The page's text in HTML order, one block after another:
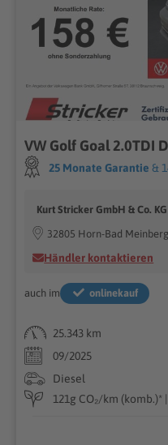
25 Monate Garantie &
Kurt Stricker GmbH & Co. KG
32805 Horn-Bad Meinberg
Händler kontaktieren
auch im onlinekauf
25.343 km
09/2025
Diesel
121g CO₂/km (komb.)*